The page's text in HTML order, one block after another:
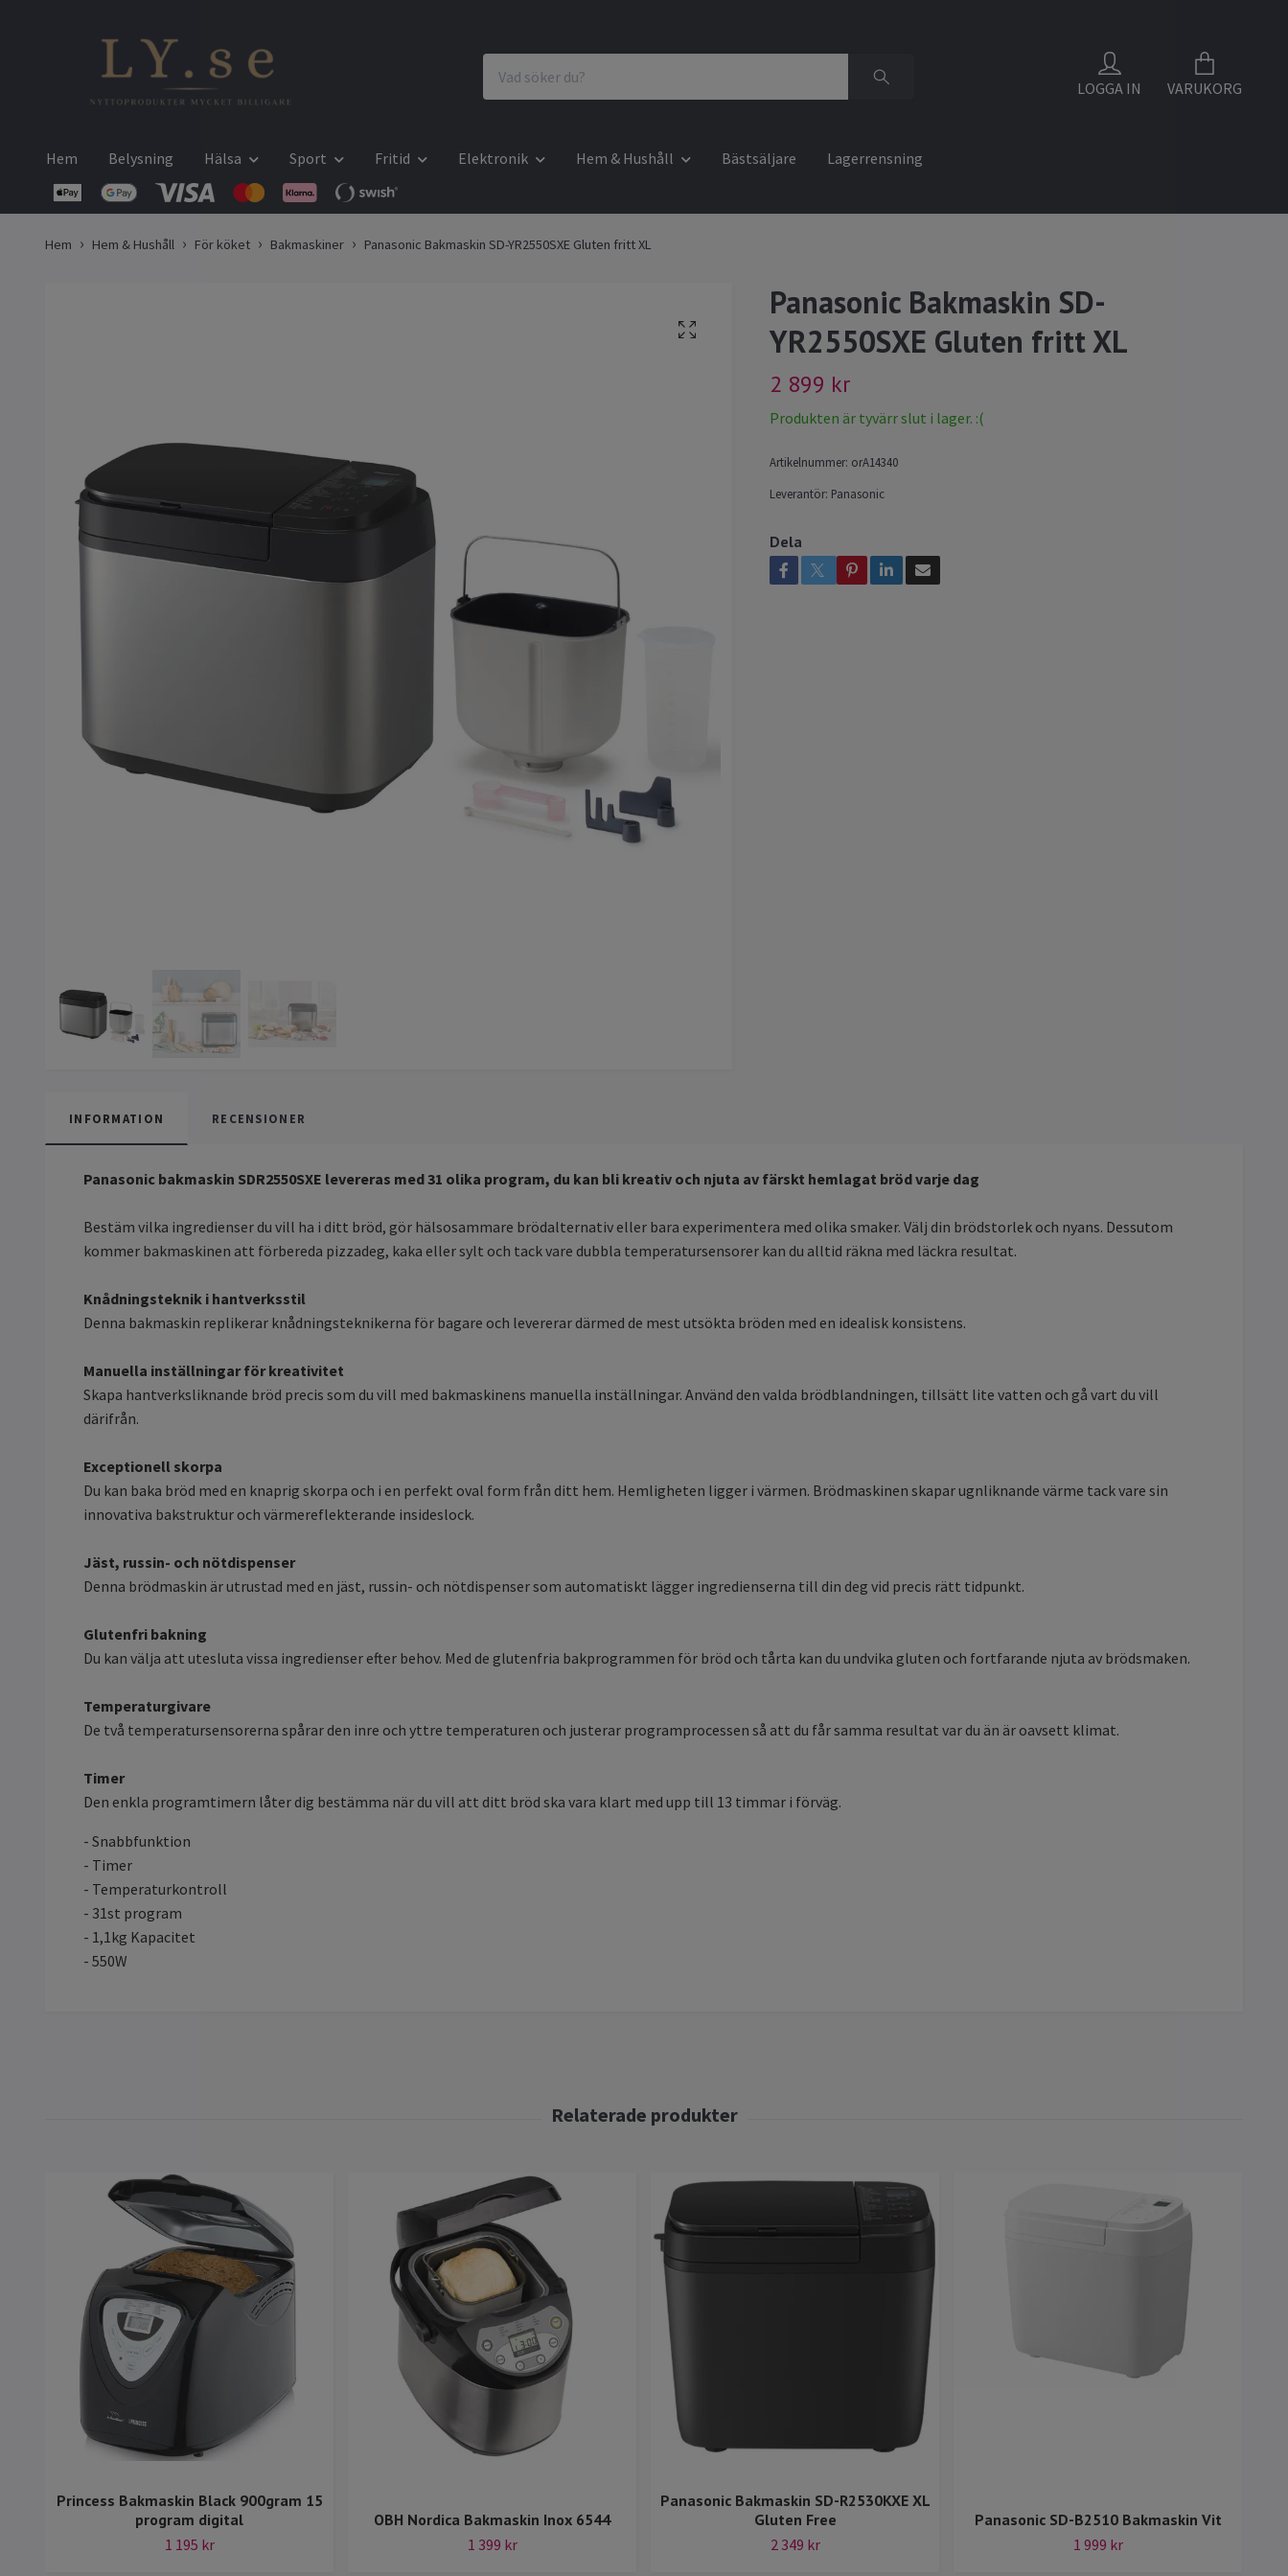
LOGGA IN VARUKORG
Hem Belysning Hälsa Sport Fritid Elektronik Hem & Hushåll Bästsäljare Lagerrensning
Hem Hem & Hushåll För köket Bakmaskiner Panasonic Bakmaskin SD-YR2550SXE Gluten fritt XL
Panasonic Bakmaskin SD-
YR2550SXE Gluten fritt XL
2 899 kr
Produkten är tyvärr slut i lager. :(
Artikelnummer: orA14340
Leverantör: Panasonic
Dela
INFORMATION RECENSIONER
Panasonic bakmaskin SDR2550SXE levereras med 31 olika program, du kan bli kreativ och njuta av färskt hemlagat bröd varje dag
Bestäm vilka ingredienser du vill ha i ditt bröd, gör hälsosammare brödalternativ eller bara experimentera med olika smaker. Välj din brödstorlek och nyans. Dessutom
kommer bakmaskinen att förbereda pizzadeg, kaka eller sylt och tack vare dubbla temperatursensorer kan du alltid räkna med läckra resultat.
Knådningsteknik i hantverksstil
Denna bakmaskin replikerar knådningsteknikerna för bagare och levererar därmed de mest utsökta bröden med en idealisk konsistens.
Manuella inställningar för kreativitet
Skapa hantverksliknande bröd precis som du vill med bakmaskinens manuella inställningar. Använd den valda brödblandningen, tillsätt lite vatten och gå vart du vill
därifrån.
Exceptionell skorpa
Du kan baka bröd med en knaprig skorpa och i en perfekt oval form från ditt hem. Hemligheten ligger i värmen. Brödmaskinen skapar ugnliknande värme tack vare sin
innovativa bakstruktur och värmereflekterande insideslock.
Jäst, russin- och nötdispenser
Denna brödmaskin är utrustad med en jäst, russin- och nötdispenser som automatiskt lägger ingredienserna till din deg vid precis rätt tidpunkt.
Glutenfri bakning
Du kan välja att utesluta vissa ingredienser efter behov. Med de glutenfria bakprogrammen för bröd och tårta kan du undvika gluten och fortfarande njuta av brödsmaken.
Temperaturgivare
De två temperatursensorerna spårar den inre och yttre temperaturen och justerar programprocessen så att du får samma resultat var du än är oavsett klimat.
Timer
Den enkla programtimern låter dig bestämma när du vill att ditt bröd ska vara klart med upp till 13 timmar i förväg.
- Snabbfunktion
- Timer
- Temperaturkontroll
- 31st program
- 1,1kg Kapacitet
- 550W
Princess Bakmaskin Black 900gram 15
program digital
1 195 kr
OBH Nordica Bakmaskin Inox 6544
1 399 kr
Panasonic Bakmaskin SD-R2530KXE XL
Gluten Free
2 349 kr
Panasonic SD-B2510 Bakmaskin Vit
1 999 kr